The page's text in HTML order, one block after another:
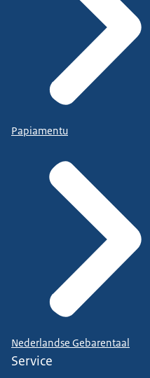
Papiamentu
Nederlandse Gebarentaal
Service